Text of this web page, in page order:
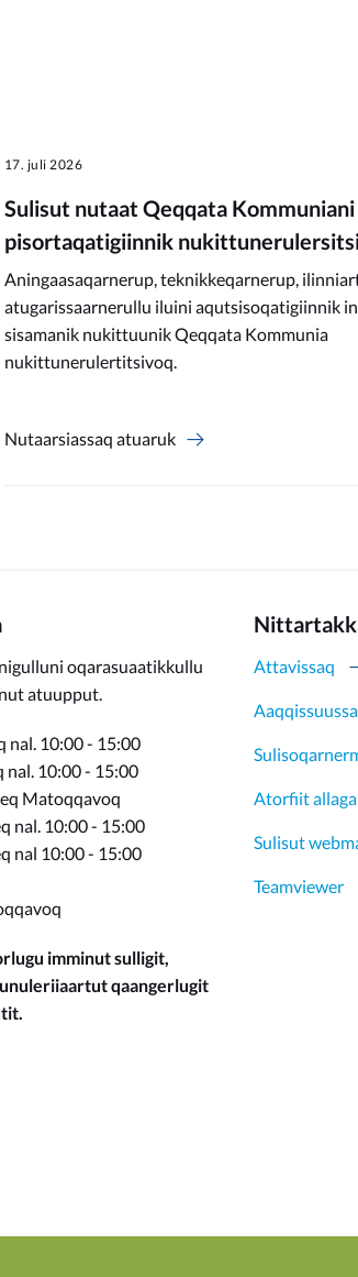
17. juli 2026
Sulisut nutaat Qeqqata Kommuniani
pisortaqatigiinnik
Aningaasaqarnerup, teknikkeqarnerup,
atugarissaarnerullu iluini aqutsisoqatigiinnik
sisamanik nukittuunik Qeqqata Kommunia
nukittunerulertitsivoq.
Nutaarsiassaq atuaruk
oqarasuaatikkullu
atuupput.
nal. 10:00 - 15:00
10:00 - 15:00
Matoqqavoq
nal. 10:00 - 15:00
nal 10:00 - 15:00
imminut sulligit,
qaangerlugit
Attavissaq
Atorfiit
Sulisut
Teamviewer